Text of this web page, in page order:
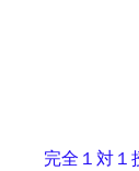
完全１対１